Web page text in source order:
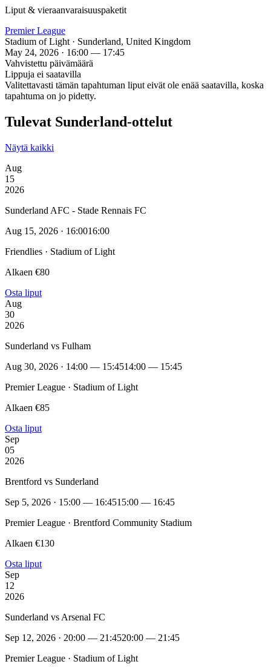
Liput & vieraanvaraisuuspaketit
Premier League
Stadium of Light · Sunderland, United Kingdom
May 24, 2026 · 16:00 — 17:45
Vahvistettu päivämäärä
Lippuja ei saatavilla
Valitettavasti tämän tapahtuman liput eivät ole enää saatavilla, koska
tapahtuma on jo pidetty.
Tulevat Sunderland-ottelut
Näytä kaikki
Aug
15
2026
Sunderland AFC - Stade Rennais FC
Aug 15, 2026 · 16:0016:00
Friendlies · Stadium of Light
Alkaen €80
Osta liput
Aug
30
2026
Sunderland vs Fulham
Aug 30, 2026 · 14:00 — 15:4514:00 — 15:45
Premier League · Stadium of Light
Alkaen €85
Osta liput
Sep
05
2026
Brentford vs Sunderland
Sep 5, 2026 · 15:00 — 16:4515:00 — 16:45
Premier League · Brentford Community Stadium
Alkaen €130
Osta liput
Sep
12
2026
Sunderland vs Arsenal FC
Sep 12, 2026 · 20:00 — 21:4520:00 — 21:45
Premier League · Stadium of Light